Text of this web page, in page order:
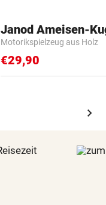
Janod Ameisen-
Motorikspielzeug aus Holz
€29,90
chevron_right